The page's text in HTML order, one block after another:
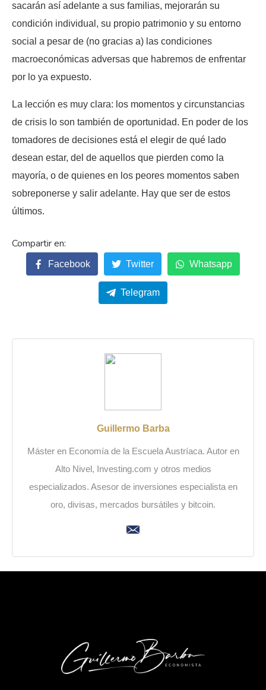
sacarán así adelante a sus familias, mejorarán su
condición individual, su propio patrimonio y su entorno
social a pesar de (no gracias a) las condiciones
macroeconómicas adversas que habremos de enfrentar
por lo ya expuesto.
La lección es muy clara: los momentos y circunstancias
de crisis lo son también de oportunidad. En poder de los
tomadores de decisiones está el elegir de qué lado
desean estar, del de aquellos que pierden como la
mayoría, o de quienes en los peores momentos saben
sobreponerse y salir adelante. Hay que ser de estos
últimos.
Facebook Twitter Whatsapp
Telegram
Guillermo Barba
Máster en Economía de la Escuela Austríaca. Autor en
Alto Nivel, Investing.com y otros medios
especializados. Asesor de inversiones especialista en
oro, divisas, mercados bursátiles y bitcoin.